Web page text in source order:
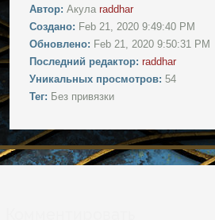
Автор: Акула raddhar
Создано: Feb 21, 2020 9:49:40 PM
Обновлено: Feb 21, 2020 9:50:31 PM
Последний редактор: raddhar
Уникальных просмотров: 54
Тег: Без привязки